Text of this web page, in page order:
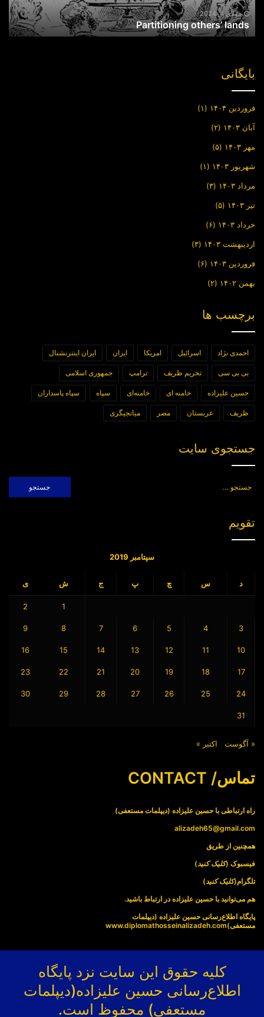
جولای 4, 2024
Partitioning others’ lands
بایگانی
فروردین ۱۴۰۴ (۱)
آبان ۱۴۰۳ (۲)
مهر ۱۴۰۳ (۵)
شهریور ۱۴۰۳ (۱)
مرداد ۱۴۰۳ (۳)
تیر ۱۴۰۳ (۵)
خرداد ۱۴۰۳ (۶)
اردیبهشت ۱۴۰۳ (۳)
فروردین ۱۴۰۳ (۶)
بهمن ۱۴۰۲ (۲)
برچسب ها
احمدی نژاد اسرائیل امریکا ایران ایران اینترنشنال
بی بی سی تحریم ظریف ترامپ جمهوری اسلامی
حسین علیزاده خامنه ای خامنه‌ای سپاه سپاه پاسداران
ظریف عربستان مصر میانجیگری
جستجوی سایت
تقویم
سپتامبر 2019
د س چ پ ج ش ی
1
2
3
4
5
6
7
8
9
10
11
12
13
14
15
16
17
18
19
20
21
22
23
24
25
26
27
28
29
30
31
« آگوست اکتبر »
تماس/ CONTACT
راه ارتباطی با حسین علیزاده (دیپلمات مستعفی)
alizadeh65@gmail.com
همچنین از طریق
فیسبوک (کلیک کنید)
تلگرام(کلیک کنید)
هم می‌توانید با حسین علیزاده در ارتباط باشید.
پایگاه اطلاع‌رسانی حسین علیزاده (دیپلمات
مستعفی)www.diplomathosseinalizadeh.com
کلیه حقوق این سایت نزد پایگاه
اطلاع‌رسانی حسین علیزاده(دیپلمات
مستعفی) محفوظ است.